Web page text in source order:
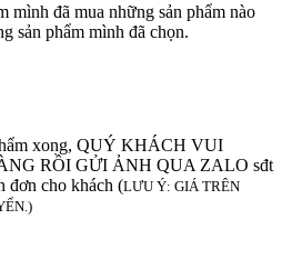
mình đã mua những sản phẩm nào
sản phẩm mình đã chọn.
xong, QUÝ KHÁCH VUI
RỒI GỬI ẢNH QUA ZALO sđt
đơn cho khách (LƯU Ý: GIÁ TRÊN